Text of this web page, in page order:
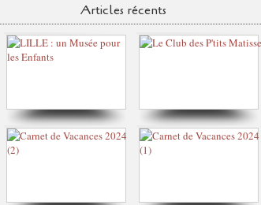
Articles récents